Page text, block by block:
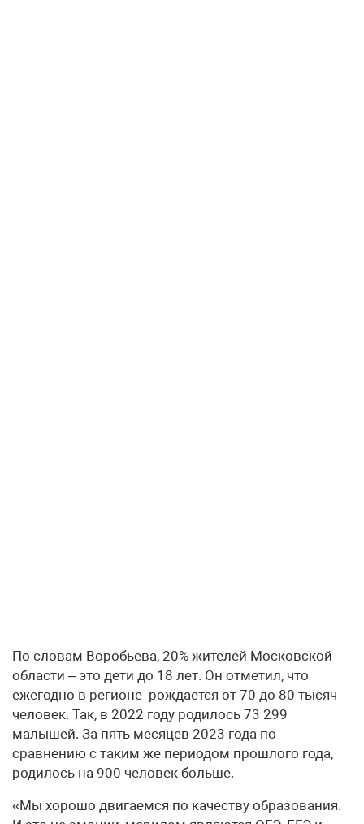
По словам Воробьева, 20% жителей Московской
области – это дети до 18 лет. Он отметил, что
ежегодно в регионе рождается от 70 до 80 тысяч
человек. Так, в 2022 году родилось 73 299
малышей. За пять месяцев 2023 года по
сравнению с таким же периодом прошлого года,
родилось на 900 человек больше.
«Мы хорошо двигаемся по качеству образования.